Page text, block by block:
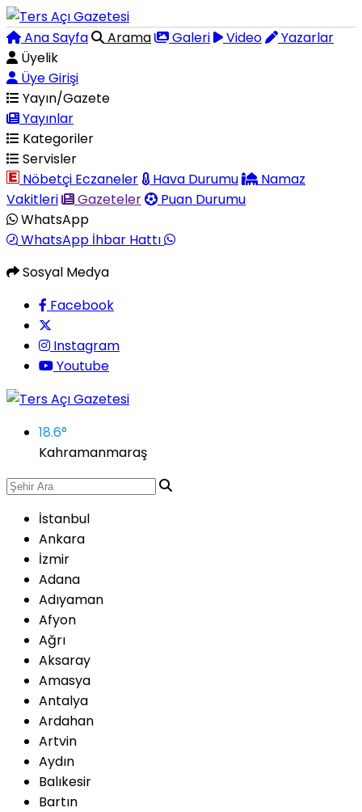
Ana Sayfa Arama Galeri Video
Yazarlar
Üyelik
Üye Girişi
Yayın/Gazete
Yayınlar
Kategoriler
Servisler
Nöbetçi Eczaneler
Hava Durumu
Namaz
Vakitleri
Gazeteler
Puan Durumu
WhatsApp
WhatsApp İhbar Hattı
Sosyal Medya
Facebook
Instagram
Youtube
18.6°
Kahramanmaraş
İstanbul
Ankara
İzmir
Adana
Adıyaman
Afyon
Ağrı
Aksaray
Amasya
Antalya
Ardahan
Artvin
Aydın
Balıkesir
Bartın